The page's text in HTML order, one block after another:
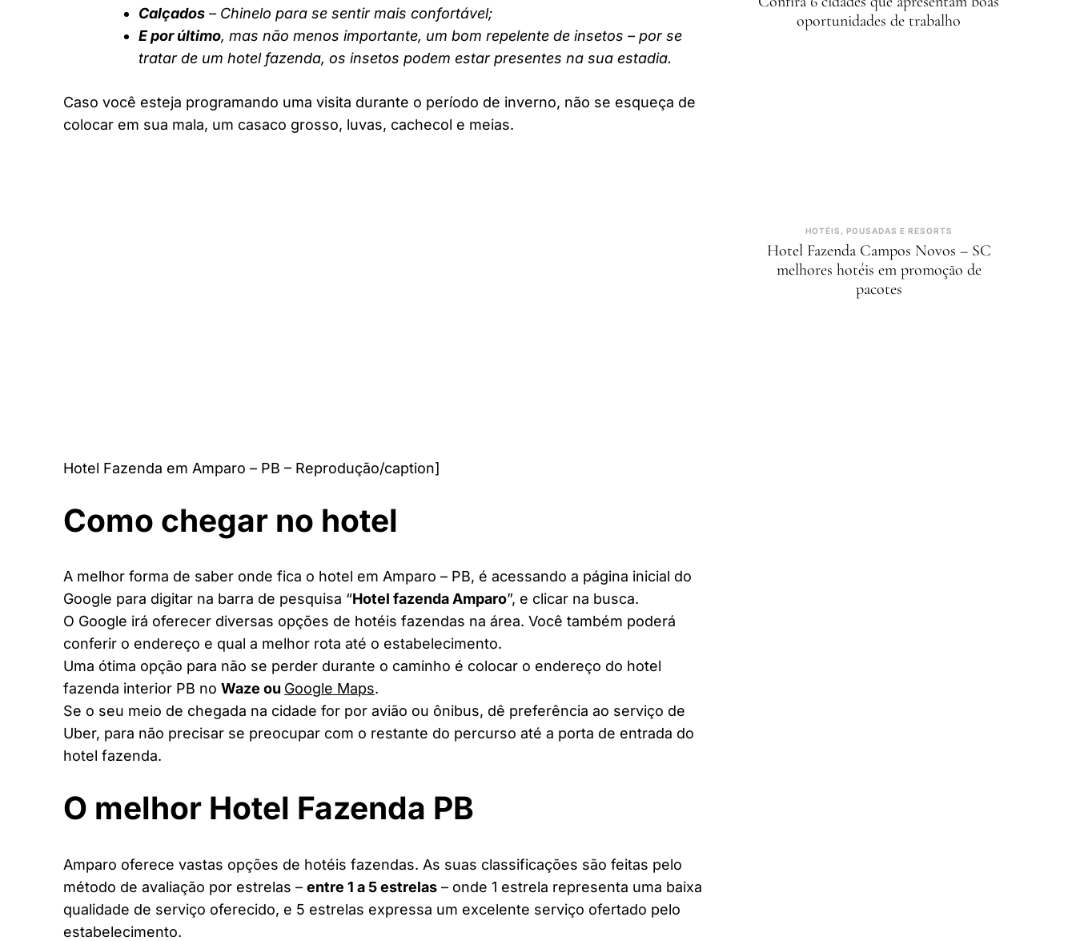
Calçados – Chinelo para se sentir mais confortável;
E por último, mas não menos importante, um bom repelente de insetos – por se
tratar de um hotel fazenda, os insetos podem estar presentes na sua estadia.
Caso você esteja programando uma visita durante o período de inverno, não se esqueça de
colocar em sua mala, um casaco grosso, luvas, cachecol e meias.
Hotel Fazenda em Amparo – PB – Reprodução/caption]
Como chegar no hotel
A melhor forma de saber onde fica o hotel em Amparo – PB, é acessando a página inicial do
Google para digitar na barra de pesquisa “Hotel fazenda Amparo”, e clicar na busca.
O Google irá oferecer diversas opções de hotéis fazendas na área. Você também poderá
conferir o endereço e qual a melhor rota até o estabelecimento.
Uma ótima opção para não se perder durante o caminho é colocar o endereço do hotel
fazenda interior PB no Waze ou Google Maps.
Se o seu meio de chegada na cidade for por avião ou ônibus, dê preferência ao serviço de
Uber, para não precisar se preocupar com o restante do percurso até a porta de entrada do
hotel fazenda.
O melhor Hotel Fazenda PB
Amparo oferece vastas opções de hotéis fazendas. As suas classificações são feitas pelo
método de avaliação por estrelas – entre 1 a 5 estrelas – onde 1 estrela representa uma baixa
qualidade de serviço oferecido, e 5 estrelas expressa um excelente serviço ofertado pelo
estabelecimento.
oportunidades de trabalho
HOTÉIS, POUSADAS E RESORTS
Hotel Fazenda Campos Novos – SC
melhores hotéis em promoção de
pacotes